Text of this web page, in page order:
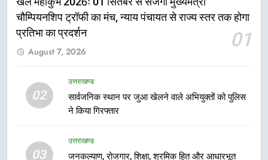
चौम्पियनशिप ट्रॉफी का मंच, न्याय पंचायत से राज्य स्तर तक होगा
प्रतिभा का प्रदर्शन
01
August 7, 2026
02
उत्तराखण्ड
सार्वजनिक स्थान पर जुआ खेलने वाले अभियुक्तों को पुलिस
ने किया गिरफ्तार
03
उत्तराखण्ड
जनकल्याण, रोजगार, शिक्षा, श्रमिक हित और आधारभूत
उत्तराखण्ड
6